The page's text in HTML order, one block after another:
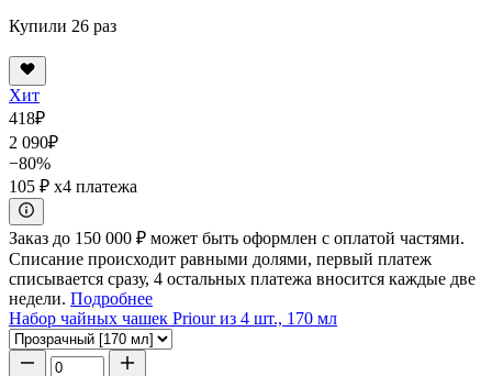
Купили 26 раз
Хит
418₽
2 090₽
−80%
105 ₽ x4 платежа
Заказ до 150 000 ₽ может быть оформлен с оплатой частями.
Списание происходит равными долями, первый платеж
списывается сразу, 4 остальных платежа вносится каждые две
недели. Подробнее
Набор чайных чашек Priour из 4 шт., 170 мл